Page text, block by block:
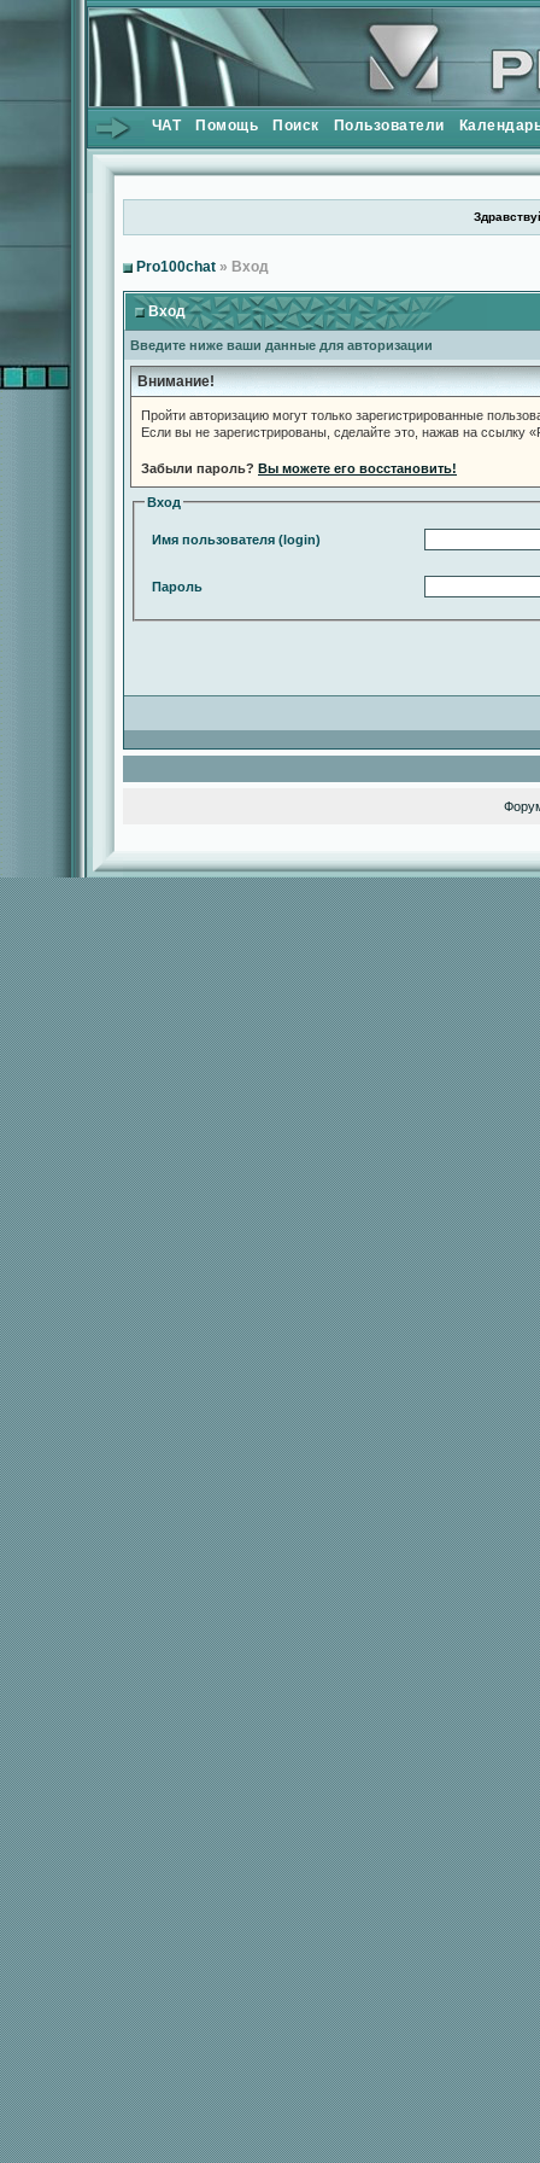
ЧАТ Помощь Поиск Пользователи
Pro100chat » Вход
Вход
Введите ниже ваши данные для авторизации
Внимание!
Пройти авторизацию могут только зарегистрированные
Если вы не зарегистрированы, сделайте это, нажав на ссылку
Забыли пароль? Вы можете его восстановить!
Вход
Имя пользователя (login)
Пароль